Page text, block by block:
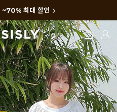
~70% 최대 할인